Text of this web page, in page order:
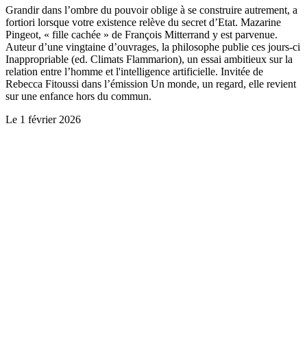
Grandir dans l’ombre du pouvoir oblige à se construire autrement, a
fortiori lorsque votre existence relève du secret d’Etat. Mazarine
Pingeot, « fille cachée » de François Mitterrand y est parvenue.
Auteur d’une vingtaine d’ouvrages, la philosophe publie ces jours-ci
Inappropriable (ed. Climats Flammarion), un essai ambitieux sur la
relation entre l’homme et l'intelligence artificielle. Invitée de
Rebecca Fitoussi dans l’émission Un monde, un regard, elle revient
sur une enfance hors du commun.
Le 1 février 2026